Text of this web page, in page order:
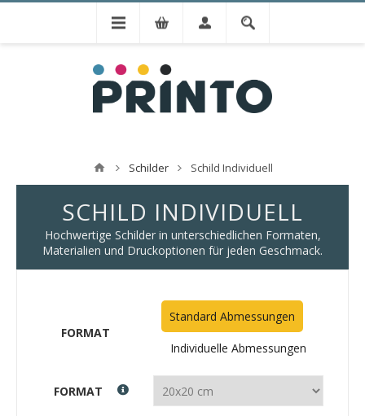
Schilder Schild Individuell
SCHILD INDIVIDUELL
Hochwertige Schilder in unterschiedlichen Formaten,
Materialien und Druckoptionen für jeden Geschmack.
FORMAT
Standard Abmessungen
Individuelle Abmessungen
FORMAT